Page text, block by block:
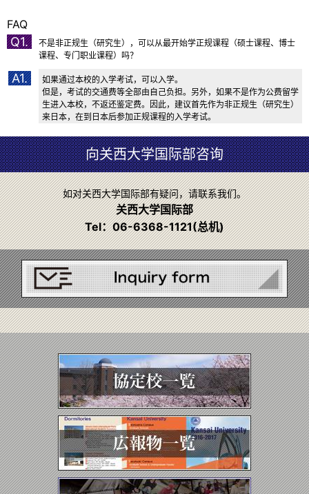
FAQ
Q1.
不是非正规生（研究生），可以从最开始学正规课程（硕士课程、博士
课程、专门职业课程）吗？
A1.
如果通过本校的入学考试，可以入学。
但是，考试的交通费等全部由自己负担。另外，如果不是作为公费留学
生进入本校，不返还鉴定费。因此，建议首先作为非正规生（研究生）
来日本，在到日本后参加正规课程的入学考试。
向关西大学国际部咨询
如对关西大学国际部有疑问，请联系我们。
关西大学国际部
Tel：06-6368-1121(总机)